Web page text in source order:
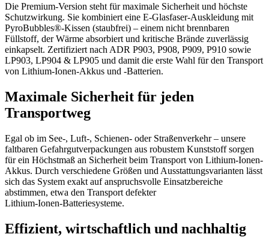
Die Premium‑Version steht für maximale Sicherheit und höchste
Schutzwirkung. Sie kombiniert eine E‑Glasfaser‑Auskleidung mit
PyroBubbles®‑Kissen (staubfrei) – einem nicht brennbaren
Füllstoff, der Wärme absorbiert und kritische Brände zuverlässig
einkapselt. Zertifiziert nach ADR P903, P908, P909, P910 sowie
LP903, LP904 & LP905 und damit die erste Wahl für den Transport
von Lithium-Ionen-Akkus und -Batterien.
Maximale Sicherheit für jeden
Transportweg
Egal ob im See-, Luft-, Schienen- oder Straßenverkehr – unsere
faltbaren Gefahrgutverpackungen aus robustem Kunststoff sorgen
für ein Höchstmaß an Sicherheit beim Transport von Lithium-Ionen-
Akkus. Durch verschiedene Größen und Ausstattungsvarianten lässt
sich das System exakt auf anspruchsvolle Einsatzbereiche
abstimmen, etwa den Transport defekter
Lithium‑Ionen‑Batteriesysteme.
Effizient, wirtschaftlich und nachhaltig